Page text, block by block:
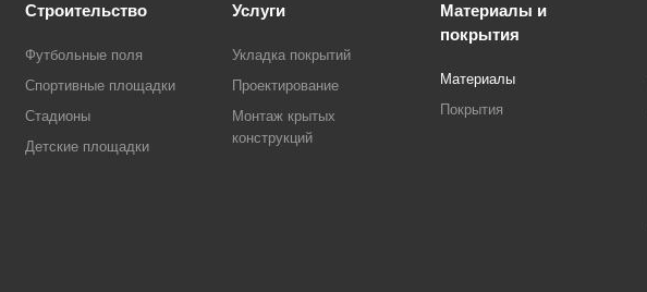
Строительство
Футбольные поля
Спортивные площадки
Стадионы
Детские площадки
Услуги
Укладка покрытий
Проектирование
Монтаж крытых
конструкций
Материалы и
покрытия
Материалы
Покрытия